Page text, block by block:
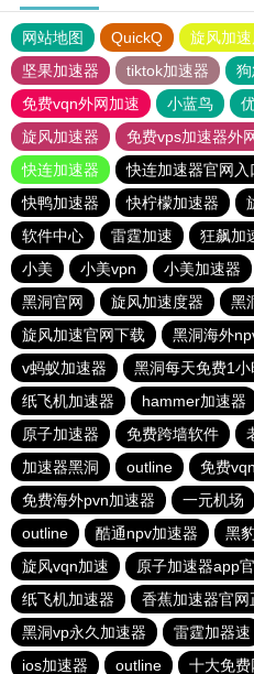
网站地图 QuickQ 旋风加
坚果加速器
tiktok加速器
免费vqn外网加速
小蓝鸟
旋风加速器
免费vps加速器外
快连加速器
快连加速器官网入
快鸭加速器
快柠檬加速器
软件中心
雷霆加速 狂飙加
小美
小美vpn 小美加速器
黑洞官网
旋风加速度器 黑
旋风加速官网下载
黑洞海外
v蚂蚁加速器
黑洞每天免费1小
纸飞机加速器
hammer加速器
原子加速器
免费跨墙软件
加速器黑洞
outline
免费
免费海外pvn加速器
一元机场
outline
酷通npv加速器 黑
旋风vqn加速
原子加速器app
纸飞机加速器
香蕉加速器官网
黑洞vp永久加速器
雷霆加器速
ios加速器
outline 十大免